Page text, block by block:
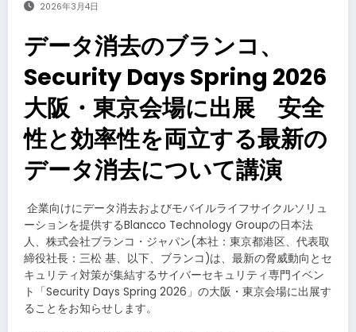
2026年3月4日
データ消去のブランコ、
Security Days Spring 2026
大阪・東京会場に出展 安全
性と効率性を両立する最新の
データ消去について講演
​企業向けにデータ消去およびモバイルライフサイクルソリュ
ーションを提供するBlancco Technology Groupの日本法
人、株式会社ブランコ・ジャパン(本社：東京都港区、代表取
締役社長：三松 基、以下、ブランコ)は、最新の脅威動向とセ
キュリティ対策が集結するサイバーセキュリティ専門イベン
ト「Security Days Spring 2026」の大阪・東京会場に出展す
ることをお知らせします。